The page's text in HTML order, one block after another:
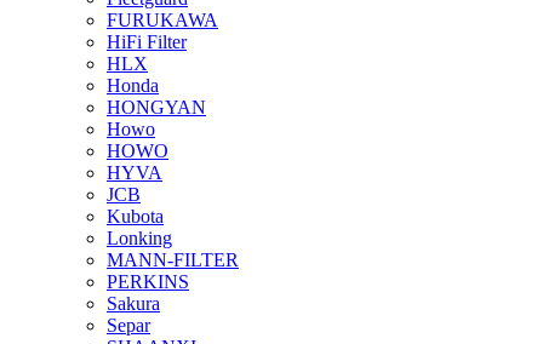
FURUKAWA
HiFi Filter
HLX
Honda
HONGYAN
Howo
HOWO
HYVA
JCB
Kubota
Lonking
MANN-FILTER
PERKINS
Sakura
Separ